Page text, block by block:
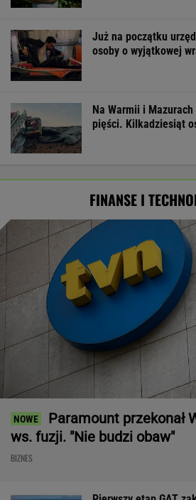
Już na początku
osoby o wyjątkowej
Na Warmii i
pięści. Kilkadziesiąt
FINANSE I
Paramount przekonał
ws. fuzji. "Nie budzi obaw"
BIZNES